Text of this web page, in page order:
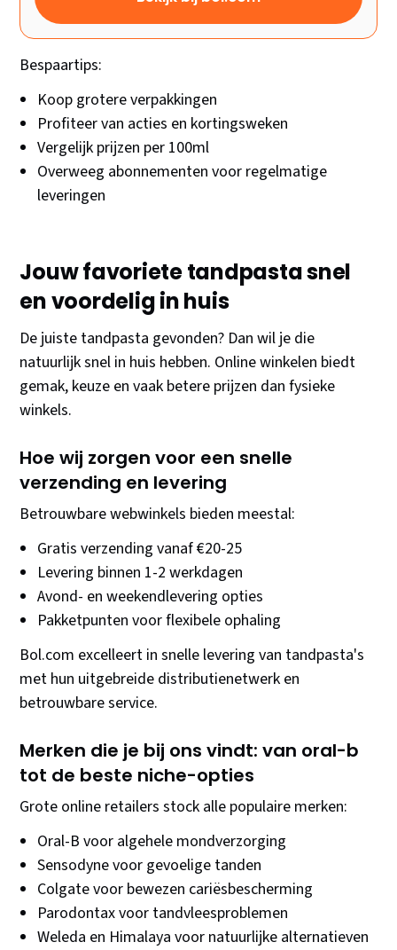
Bespaartips:
Koop grotere verpakkingen
Profiteer van acties en kortingsweken
Vergelijk prijzen per 100ml
Overweeg abonnementen voor regelmatige
leveringen
Jouw favoriete tandpasta snel
en voordelig in huis
De juiste tandpasta gevonden? Dan wil je die
natuurlijk snel in huis hebben. Online winkelen biedt
gemak, keuze en vaak betere prijzen dan fysieke
winkels.
Hoe wij zorgen voor een snelle
verzending en levering
Betrouwbare webwinkels bieden meestal:
Gratis verzending vanaf €20-25
Levering binnen 1-2 werkdagen
Avond- en weekendlevering opties
Pakketpunten voor flexibele ophaling
Bol.com excelleert in snelle levering van tandpasta's
met hun uitgebreide distributienetwerk en
betrouwbare service.
Merken die je bij ons vindt: van oral-b
tot de beste niche-opties
Grote online retailers stock alle populaire merken:
Oral-B voor algehele mondverzorging
Sensodyne voor gevoelige tanden
Colgate voor bewezen cariësbescherming
Parodontax voor tandvleesproblemen
Weleda en Himalaya voor natuurlijke alternatieven